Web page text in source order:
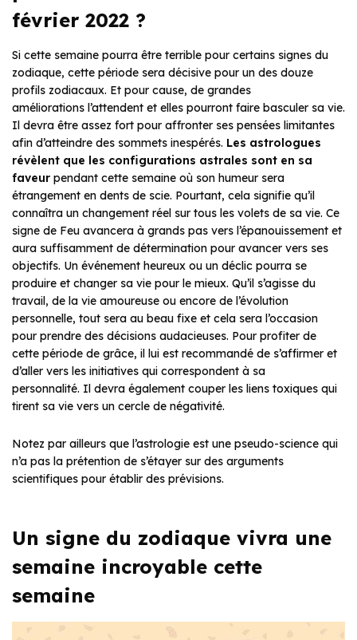
février 2022 ?
Si cette semaine pourra être terrible pour certains signes du
zodiaque, cette période sera décisive pour un des douze
profils zodiacaux. Et pour cause, de grandes
améliorations l’attendent et elles pourront faire basculer sa vie.
Il devra être assez fort pour affronter ses pensées limitantes
afin d’atteindre des sommets inespérés. Les astrologues
révèlent que les configurations astrales sont en sa
faveur pendant cette semaine où son humeur sera
étrangement en dents de scie. Pourtant, cela signifie qu’il
connaîtra un changement réel sur tous les volets de sa vie. Ce
signe de Feu avancera à grands pas vers l’épanouissement et
aura suffisamment de détermination pour avancer vers ses
objectifs. Un événement heureux ou un déclic pourra se
produire et changer sa vie pour le mieux. Qu’il s’agisse du
travail, de la vie amoureuse ou encore de l’évolution
personnelle, tout sera au beau fixe et cela sera l’occasion
pour prendre des décisions audacieuses. Pour profiter de
cette période de grâce, il lui est recommandé de s’affirmer et
d’aller vers les initiatives qui correspondent à sa
personnalité. Il devra également couper les liens toxiques qui
tirent sa vie vers un cercle de négativité.
Notez par ailleurs que l’astrologie est une pseudo-science qui
n’a pas la prétention de s’étayer sur des arguments
scientifiques pour établir des prévisions.
Un signe du zodiaque vivra une
semaine incroyable cette
semaine